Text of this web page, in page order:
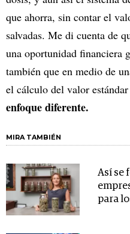
que ahorra, sin contar el
salvadas. Me di cuenta de
una oportunidad financiera
también que en medio de
el cálculo del valor
enfoque diferente.
MIRA TAMBIÉN
Así se
para